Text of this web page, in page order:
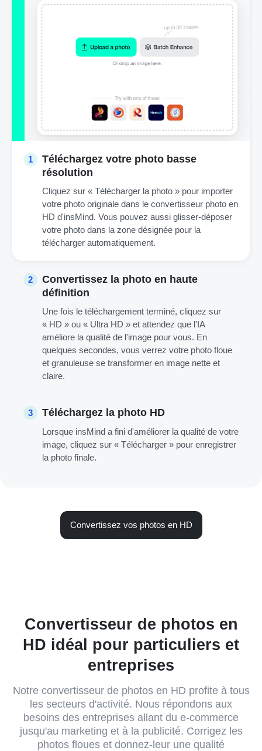
1
Téléchargez votre photo basse
résolution
Cliquez sur « Télécharger la photo » pour importer
votre photo originale dans le convertisseur photo en
HD d'insMind. Vous pouvez aussi glisser-déposer
votre photo dans la zone désignée pour la
télécharger automatiquement.
2
Convertissez la photo en haute
définition
Une fois le téléchargement terminé, cliquez sur
« HD » ou « Ultra HD » et attendez que l'IA
améliore la qualité de l'image pour vous. En
quelques secondes, vous verrez votre photo floue
et granuleuse se transformer en image nette et
claire.
3 Téléchargez la photo HD
Lorsque insMind a fini d'améliorer la qualité de votre
image, cliquez sur « Télécharger » pour enregistrer
la photo finale.
Convertissez vos photos en HD
Convertisseur de photos en
HD idéal pour particuliers et
entreprises
Notre convertisseur de photos en HD profite à tous
les secteurs d'activité. Nous répondons aux
besoins des entreprises allant du e-commerce
jusqu'au marketing et à la publicité. Corrigez les
photos floues et donnez-leur une qualité